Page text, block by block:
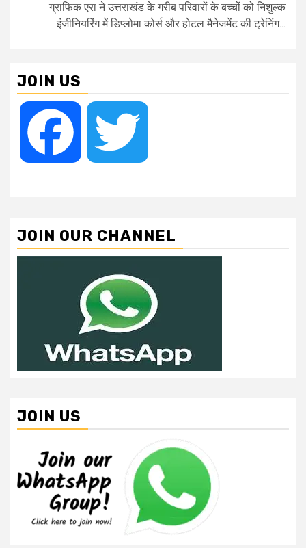
ग्राफिक एरा ने उत्तराखंड के गरीब परिवारों के बच्चों को निशुल्क
इंजीनियरिंग में डिप्लोमा कोर्स और होटल मैनेजमेंट की ट्रेनिंग...
JOIN US
Facebook
JOIN OUR CHANNEL
JOIN US